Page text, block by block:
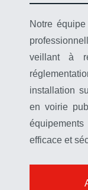
Notre
veillant à
installation
en voirie
efficace et